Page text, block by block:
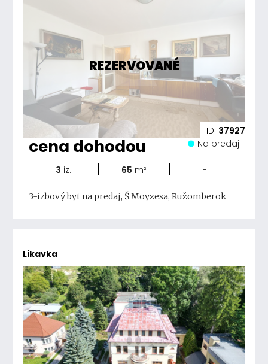
REZERVOVANÉ
ID: 37927
cena dohodou Na predaj
3 iz. | 65 m² | -
3-izbový byt na predaj, Š.Moyzesa, Ružomberok
Likavka